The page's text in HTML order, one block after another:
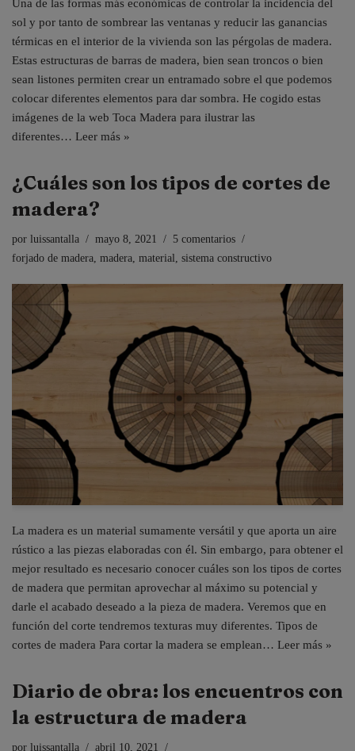
Una de las formas más económicas de controlar la incidencia del
sol y por tanto de sombrear las ventanas y reducir las ganancias
térmicas en el interior de la vivienda son las pérgolas de madera.
Estas estructuras de barras de madera, bien sean troncos o bien
sean listones permiten crear un entramado sobre el que podemos
colocar diferentes elementos para dar sombra. He cogido estas
imágenes de la web Toca Madera para ilustrar las
diferentes… Leer más »
¿Cuáles son los tipos de cortes de
madera?
por luissantalla mayo 8, 2021
5 comentarios
forjado de madera madera material sistema constructivo
La madera es un material sumamente versátil y que aporta un aire
rústico a las piezas elaboradas con él. Sin embargo, para obtener el
mejor resultado es necesario conocer cuáles son los tipos de cortes
de madera que permitan aprovechar al máximo su potencial y
darle el acabado deseado a la pieza de madera. Veremos que en
función del corte tendremos texturas muy diferentes. Tipos de
cortes de madera Para cortar la madera se emplean… Leer más »
Diario de obra: los encuentros con
la estructura de madera
por luissantalla
abril 10, 2021